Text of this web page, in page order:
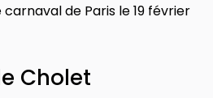
de Paris le 19 février
Cholet